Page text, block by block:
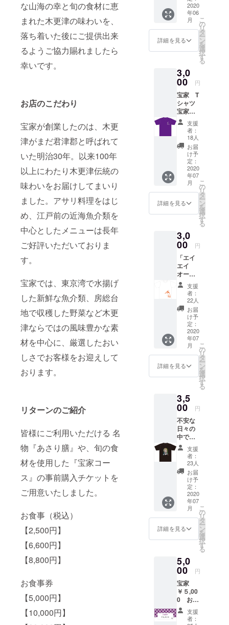
な山海の幸と旬の食材に恵
まれた木更津の味わいを、
落ち着いた後にご提供出来
るようご協力賜れましたら
幸いです。
お店のこだわり
宝家が創業したのは、木更
津がまだ君津郡と呼ばれて
いた明治30年。以来100年
以上にわたり木更津伝統の
味わいをお届けしてまいり
ました。アサリ料理をはじ
め、江戸前の近海魚介類を
中心としたメニューは長年
ご好評いただいておりま
す。
宝家では、東京湾で水揚げ
した新鮮な魚介類、房総台
地で収穫した野菜など木更
津ならではの風味豊かな素
材を中心に、厳選したおい
しさでお客様をお迎えして
おります。
リターンのご紹介
皆様にご利用いただける 名
物『あさり膳』や、旬の食
材を使用した『宝家コー
ス』の事前購入チケットを
ご用意いたしました。
お食事（税込）
【2,500円】
【6,600円】
【8,800円】
お食事券
【5,000円】
【10,000円】
容：ア
サリ御
2,200円
＋ソフ
トドリ
ンク
440円）
メイン
を5種類
より一
つお選
びいた
だけま
す 【あ
さりの
かき揚
げ（2
枚）あ
さりの
串揚げ
本）、
ハーフ
ハー
ら】
ハーフ
ハーフ:
裏メ
ニュー
あさり
かき揚
げ（1
枚）あ
さりの
串揚げ
（2本）
二つの
メイン
が楽し
めるよ
うに
2020
年06
月
詳細を見る
こ
の
リ
タ
ー
ン
を
選
択
す
る
3,0
00 円
宝家 T
シャツ
宝家イ
ベントT
シャツ
を着て
お店を
応援！
支援
者：
18人
お届
け予
定：
2020
年07
月
詳細を見る
こ
の
リ
タ
ー
ン
を
選
択
す
る
3,0
00 円
「エイ
エイ
オー！
」Tシャ
ツ 「み
んなで
共に乗
り越え
よう」
との想
いを込
めて！
（イラ
スト:マ
ンガエ
リー、
ト:若女
将、製
作:一心
堂）
支援
者：
22人
お届
け予
定：
2020
年07
月
詳細を見る
こ
の
リ
タ
ー
ン
を
選
択
す
る
3,5
00 円
不安な
日々の
中でも
心を強
く
「Stay
Strong!
」Tシャ
ツ！ 若
女将が
描いた
油絵をT
シャツ
デザイ
ンに取
り入れ
た。
（製作:
一心
堂）
支援
者：
23人
お届
け予
定：
2020
年07
月
詳細を見る
こ
の
リ
タ
ー
ン
を
選
択
す
る
5,0
00 円
宝家
￥５,00
0 お食
事券
5,000円
支援
者：